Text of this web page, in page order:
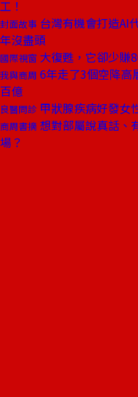
工！
封面故事 台灣有機會打造AI
年沒盡頭
國際視窗 大復甦，它卻少賺
我與商周 6年走了3個空降
百億
良醫問診 甲狀腺疾病好發
商周書摘 想對部屬說真話、
場？